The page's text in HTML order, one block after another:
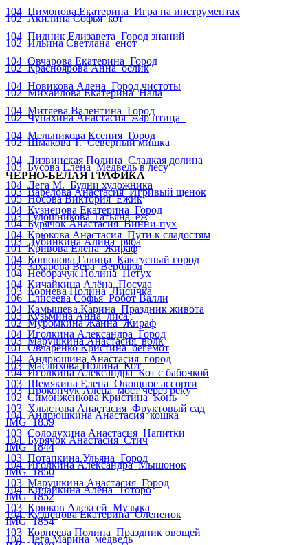
104_Пимонова Екатерина_Игра на инструментах
104_Пидник Елизавета_Город знаний
104_Овчарова Екатерина_Город
104_Новикова Алена_Город чистоты
104_Митяева Валентина_Город
104_Мельникова Ксения_Город
104_Лизвинская Полина_Сладкая долина
104_Лега М._Будни художника
104_Кузнецова Екатерина_Город
104_Крюкова Анастасия_Пути к сладостям
104_Кошолова Галина_Кактусный город
104_Кичайкина Алëна_Посуда
104_Камышева Карина_Праздник живота
104_Иголкина Александра_Город
104_Андрюшина Анастасия_город
103_Шемякина Елена_Овощное ассорти
103_Хлыстова Анастасия_Фруктовый сад
103_Солодухина Анастасия_Напитки
103_Потапкина Ульяна_Город
103_Марушкина Анастасия_Город
103_Крюков Алексей_Музыка
103_Корнеева Полина_Праздник овощей
102_Акилина Софья_кот
102_Ильина Светлана_енот
102_Красноярова Анна_ослик
102_Михайлова Екатерина_Нала
102_Чупахина Анастасия_жар птица_
102_Шмакова Т._Северный мишка
103_Бусова Елена_Медведь в лесу
103_Варелова Анастасия_Игривый щенок
103_Гудошникова Татьяна_ёж
103_Дубинкина Алина_ряба
103_Захарова Вера_Верблюд
103_Корнева Полина_Лисичка
103_Кузьмина Анна_лиса
103_Марушкина Анастасия_волк
103_Маслихова Полина_Кот
103_Прокопчук Алёна_мост через реку
104_Андрюшкина Анастасия_кошка
104_Бурячок Анастасия_Стич
104_Иголкина Александра_Мышонок
104_Кичайкина Алёна_Тоторо
104_Кузнецова Екатерина_Олененок
104_Лега Марина_медведь
ЧЕРНО-БЕЛАЯ ГРАФИКА
105_Носова Виктория_Ёжик
104_Бурячок Анастасия_Винни-пух
101_Кривова Елена_Жираф
104_Неборачук Полина_Петух
106_Елисеева Софья_Робот Валли
102_Муромкина Жанна_Жираф
101_Овчаренко Кристина_бегемот
104_Иголкина Александра_Кот с бабочкой
102_Симонженкова Кристина_Конь
IMG_1839
IMG_1844
IMG_1850
IMG_1852
IMG_1854